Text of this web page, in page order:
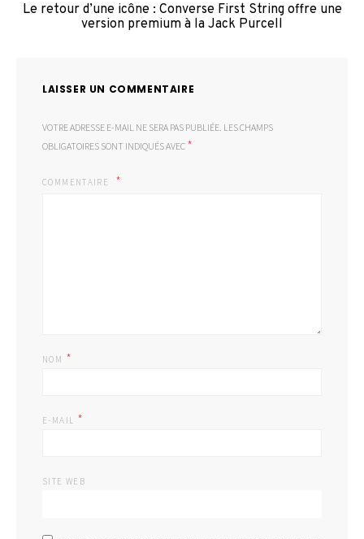
Le retour d’une icône : Converse First String offre une
version premium à la Jack Purcell
LAISSER UN COMMENTAIRE
VOTRE ADRESSE E-MAIL NE SERA PAS PUBLIÉE. LES CHAMPS
OBLIGATOIRES SONT INDIQUÉS AVEC *
COMMENTAIRE
NOM *
E-MAIL *
SITE WEB